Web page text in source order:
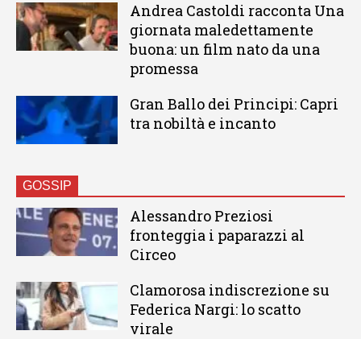
Andrea Castoldi racconta Una
giornata maledettamente
buona: un film nato da una
promessa
Gran Ballo dei Principi: Capri
tra nobiltà e incanto
GOSSIP
Alessandro Preziosi
fronteggia i paparazzi al
Circeo
Clamorosa indiscrezione su
Federica Nargi: lo scatto
virale